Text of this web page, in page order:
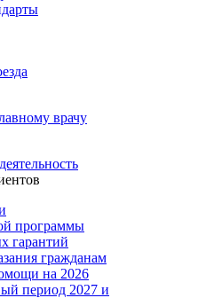
врачу
программы
гарантий
гражданам
на 2026
период 2027 и